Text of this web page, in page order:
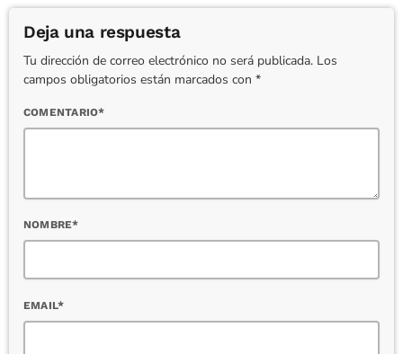
Deja una respuesta
Tu dirección de correo electrónico no será publicada. Los
campos obligatorios están marcados con *
COMENTARIO*
NOMBRE*
EMAIL*